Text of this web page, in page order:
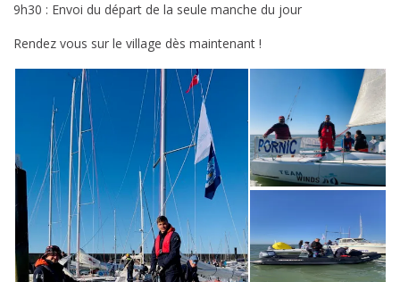
9h30 : Envoi du départ de la seule manche du jour
Rendez vous sur le village dès maintenant !